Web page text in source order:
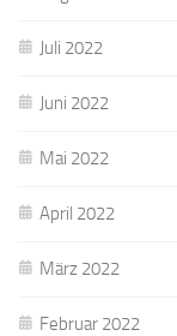
Juli 2022
Juni 2022
Mai 2022
April 2022
März 2022
Februar 2022